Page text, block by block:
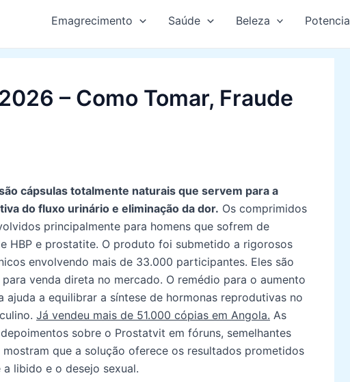
Emagrecimento Saúde Beleza Potencia
– Como Tomar, Fraude
cápsulas totalmente naturais que servem para a
do fluxo urinário e eliminação da dor. Os comprimidos
principalmente para homens que sofrem de
HBP e prostatite. O produto foi submetido a rigorosos
envolvendo mais de 33.000 participantes. Eles são
venda direta no mercado. O remédio para o aumento
ajuda a equilibrar a síntese de hormonas reprodutivas no
Já vendeu mais de 51.000 cópias em Angola. As
sobre o Prostatvit em fóruns, semelhantes
mostram que a solução oferece os resultados prometidos
libido e o desejo sexual.